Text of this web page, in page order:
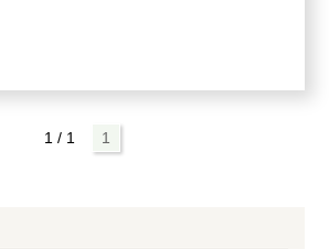
1 / 1 1